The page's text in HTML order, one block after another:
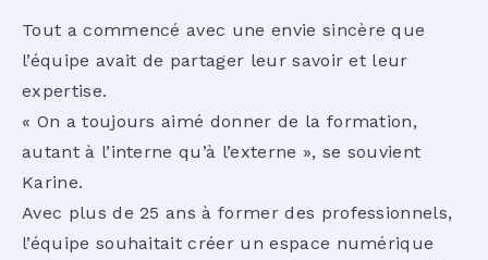
Tout a commencé avec une envie sincère que
l’équipe avait de partager leur savoir et leur
expertise.
« On a toujours aimé donner de la formation,
autant à l’interne qu’à l’externe », se souvient
Karine.
Avec plus de 25 ans à former des professionnels,
l’équipe souhaitait créer un espace numérique